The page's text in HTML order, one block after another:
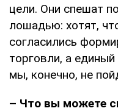
цели. Они спешат
лошадью: хотят,
согласились
торговли, а
мы, конечно, не
– Что вы можете